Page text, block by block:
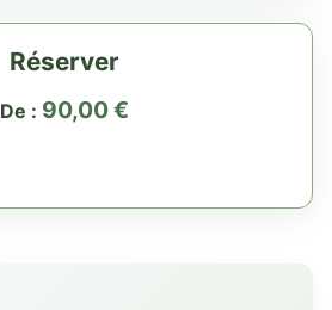
Réserver
De : 90,00€